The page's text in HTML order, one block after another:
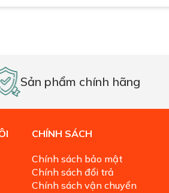
Sản phẩm chính hãng
CHÍNH SÁCH
Chính sách bảo mật
Chính sách đổi trả
Chính sách vận chuyển